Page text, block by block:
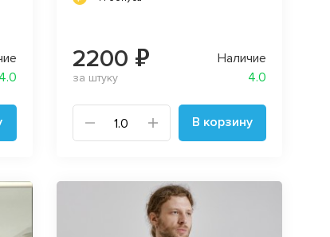
4.0
2200 ₽
за штуку
Наличие
4.0
В корзину